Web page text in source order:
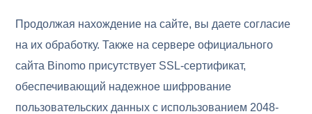
Продолжая нахождение на сайте, вы даете согласие
на их обработку. Также на сервере официального
сайта Binomo присутствует SSL-сертификат,
обеспечивающий надежное шифрование
пользовательских данных с использованием 2048-